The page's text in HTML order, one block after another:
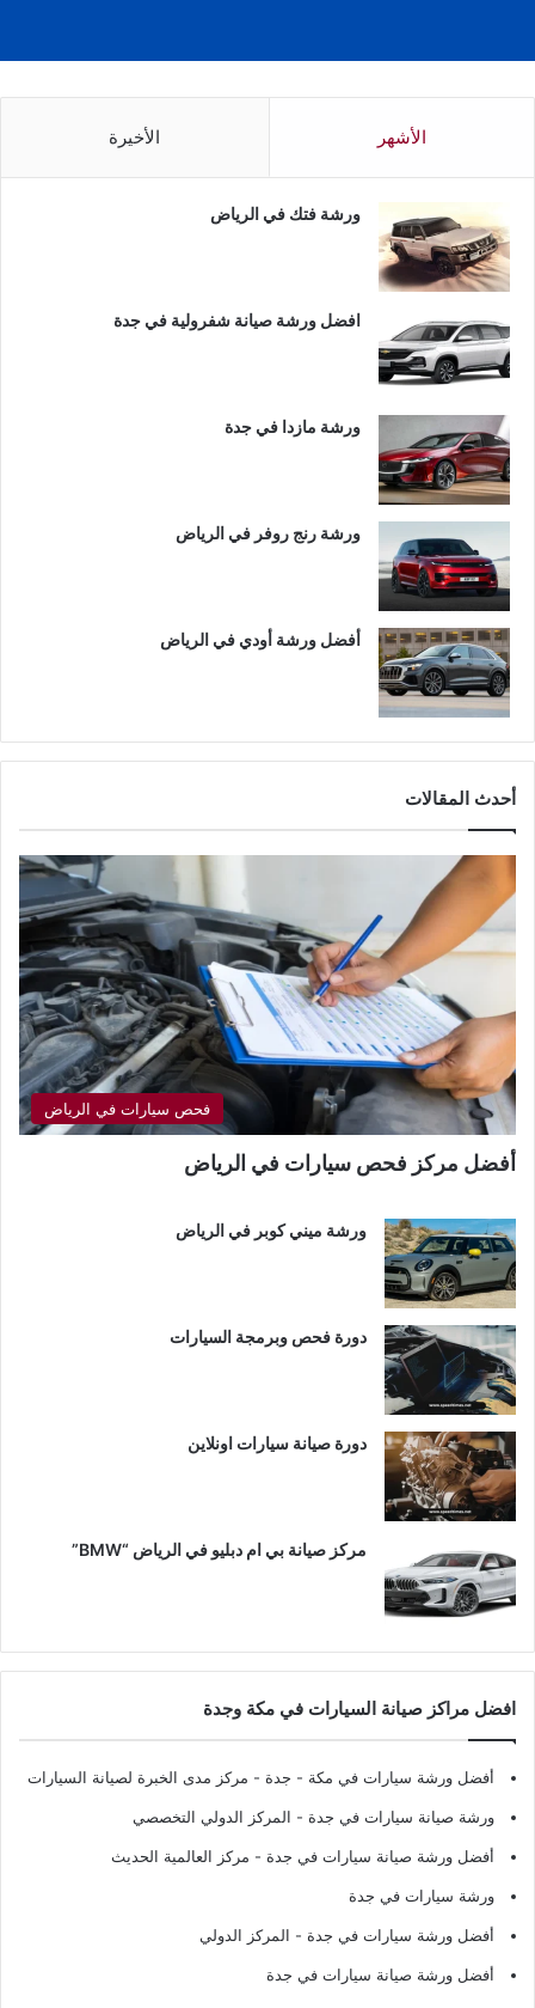
الأشهر الأخيرة
ورشة فتك في الرياض
افضل ورشة صيانة شفرولية في جدة
ورشة مازدا في جدة
ورشة رنج روفر في الرياض
أفضل ورشة أودي في الرياض
أحدث المقالات
فحص سيارات في الرياض
أفضل مركز فحص سيارات في الرياض
ورشة ميني كوبر في الرياض
دورة فحص وبرمجة السيارات
دورة صيانة سيارات اونلاين
مركز صيانة بي ام دبليو في الرياض “BMW”
افضل مراكز صيانة السيارات في مكة وجدة
أفضل ورشة سيارات في مكة - جدة - مركز مدى الخبرة لصيانة السيارات
ورشة صيانة سيارات في جدة - المركز الدولي التخصصي
أفضل ورشة صيانة سيارات في جدة - مركز العالمية الحديث
ورشة سيارات في جدة
أفضل ورشة سيارات في جدة - المركز الدولي
أفضل ورشة صيانة سيارات في جدة